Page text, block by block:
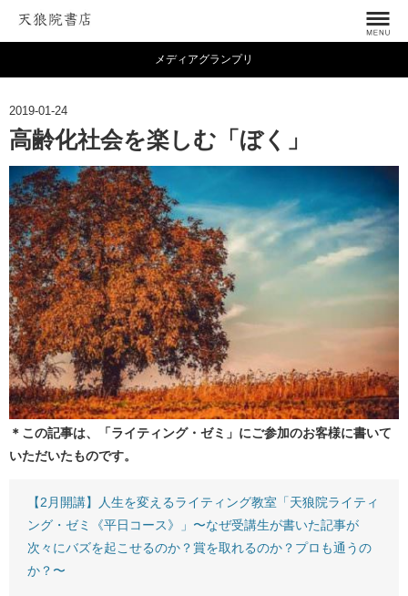
メディアグランプリ
2019-01-24
高齢化社会を楽しむ「ぼく」
＊この記事は、「ライティング・ゼミ」にご参加のお客様に書いて
いただいたものです。
【2月開講】人生を変えるライティング教室「天狼院ライティ
ング・ゼミ《平日コース》」〜なぜ受講生が書いた記事が
次々にバズを起こせるのか？賞を取れるのか？プロも通うの
か？〜